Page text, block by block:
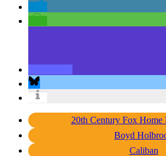
20th Century Fox Home
Boyd
Caliban